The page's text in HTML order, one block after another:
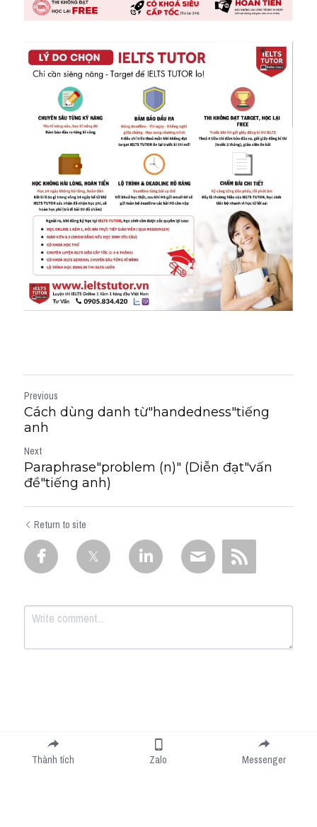
Previous
Cách dùng danh từ"handedness"tiếng
anh
Next
Paraphrase"problem (n)" (Diễn đạt"vấn
đề"tiếng anh)
Return to site
Submit
Thành tích Zalo Messenger